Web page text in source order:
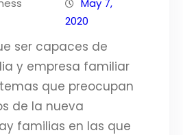
May 7,
2020
ser capaces de
y empresa familiar
que preocupan
de la nueva
familias en las que